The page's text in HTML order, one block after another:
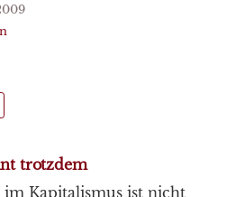
trotzdem
im Kapitalismus ist nicht